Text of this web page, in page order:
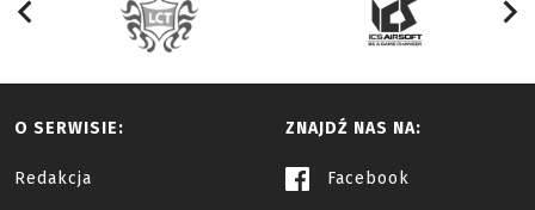
O SERWISIE:
Redakcja
ZNAJDŹ NAS NA:
Facebook